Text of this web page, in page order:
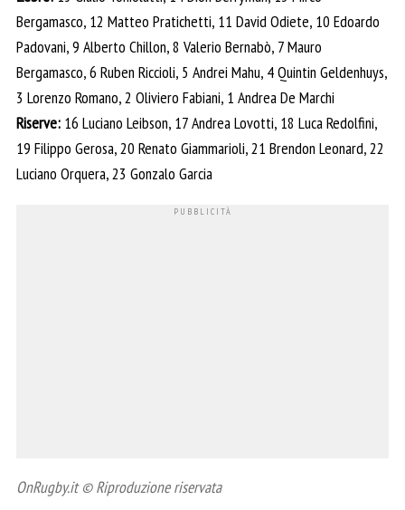
Bergamasco, 12 Matteo Pratichetti, 11 David Odiete, 10 Edoardo
Padovani, 9 Alberto Chillon, 8 Valerio Bernabò, 7 Mauro
Bergamasco, 6 Ruben Riccioli, 5 Andrei Mahu, 4 Quintin Geldenhuys,
3 Lorenzo Romano, 2 Oliviero Fabiani, 1 Andrea De Marchi
Riserve: 16 Luciano Leibson, 17 Andrea Lovotti, 18 Luca Redolfini,
19 Filippo Gerosa, 20 Renato Giammarioli, 21 Brendon Leonard, 22
Luciano Orquera, 23 Gonzalo Garcia
OnRugby.it © Riproduzione riservata